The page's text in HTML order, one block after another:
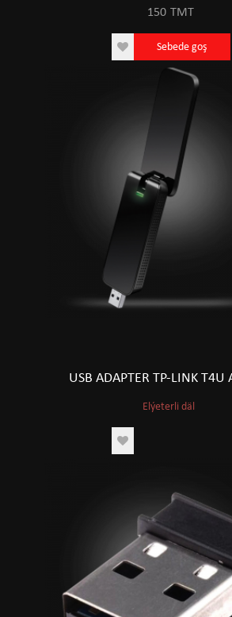
150 TMT
Sebede goş
USB ADAPTER TP-LINK T4U
Elýeterli däl